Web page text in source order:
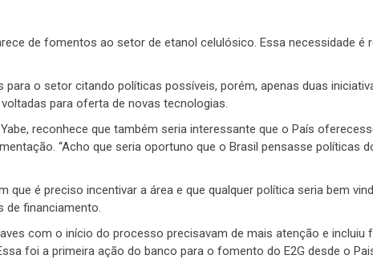
de fomentos ao setor de etanol celulósico. Essa necessidade é
para o setor citando políticas possíveis, porém, apenas duas
para oferta de novas tecnologias.
reconhece que também seria interessante que o País
“Acho que seria oportuno que o Brasil pensasse políticas
que é preciso incentivar a área e que qualquer política seria bem
de financiamento.
com o início do processo precisavam de mais atenção e incluiu
foi a primeira ação do banco para o fomento do E2G desde o